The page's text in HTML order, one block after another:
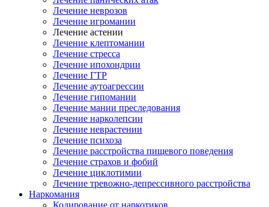
Лечение неврозов
Лечение игромании
Лечение астении
Лечение клептомании
Лечение стресса
Лечение ипохондрии
Лечение ГТР
Лечение аутоагрессии
Лечение гипомании
Лечение мании преследования
Лечение нарколепсии
Лечение неврастении
Лечение психоза
Лечение расстройства пищевого поведения
Лечение страхов и фобий
Лечение циклотимии
Лечение тревожно-депрессивного расстройства
Наркомания
Кодирование от наркотиков